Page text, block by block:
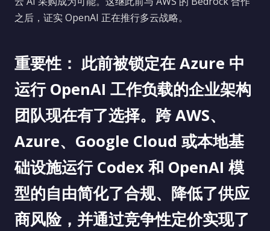
之后，证实 OpenAI 正在推行多云战略。
重要性： 此前被锁定在 Azure 中
运行 OpenAI 工作负载的企业架构
团队现在有了选择。跨 AWS、
Azure、Google Cloud 或本地基
础设施运行 Codex 和 OpenAI 模
型的自由简化了合规、降低了供应
商风险，并通过竞争性定价实现了